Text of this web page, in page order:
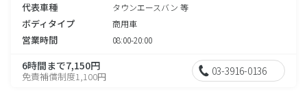
代表車種 タウンエースバン 等
ボディタイプ 商用車
営業時間 08:00-20:00
6時間まで7,150円
免責補償制度1,100円 03-3916-0136